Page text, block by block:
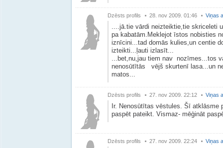
Dzēsts profils 28. nov 2009. 01:46 Viņas
....jā.tie vārdi neizteiktie,tie skriceleti
pa kabatām.Meklejot īstos nobisties
iznīcini...tad domās kulies,un centie
izteikti...ļauti izlasīt...
...bet,nu,jau tiem nav nozīmes...tos
nenosūtītās vējš skurtenī lasa...un
matos...
Dzēsts profils 27. nov 2009. 22:12 Viņas
Ir. Nenosūtītas vēstules. Šī atklāsme
paspēt pateikt. Vismaz- mēģināt
Dzēsts profils 27. nov 2009. 22:24 Viņas